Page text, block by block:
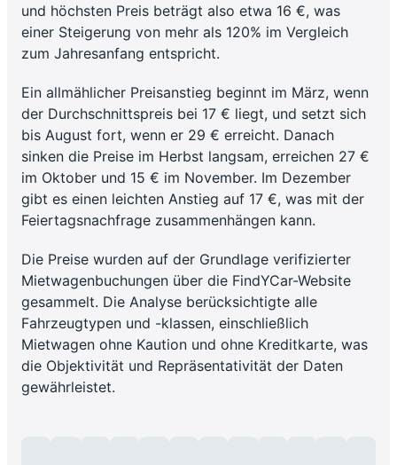
und höchsten Preis beträgt also etwa 16 €, was
einer Steigerung von mehr als 120% im Vergleich
zum Jahresanfang entspricht.
Ein allmählicher Preisanstieg beginnt im März, wenn
der Durchschnittspreis bei 17 € liegt, und setzt sich
bis August fort, wenn er 29 € erreicht. Danach
sinken die Preise im Herbst langsam, erreichen 27 €
im Oktober und 15 € im November. Im Dezember
gibt es einen leichten Anstieg auf 17 €, was mit der
Feiertagsnachfrage zusammenhängen kann.
Die Preise wurden auf der Grundlage verifizierter
Mietwagenbuchungen über die FindYCar-Website
gesammelt. Die Analyse berücksichtigte alle
Fahrzeugtypen und -klassen, einschließlich
Mietwagen ohne Kaution und ohne Kreditkarte, was
die Objektivität und Repräsentativität der Daten
gewährleistet.